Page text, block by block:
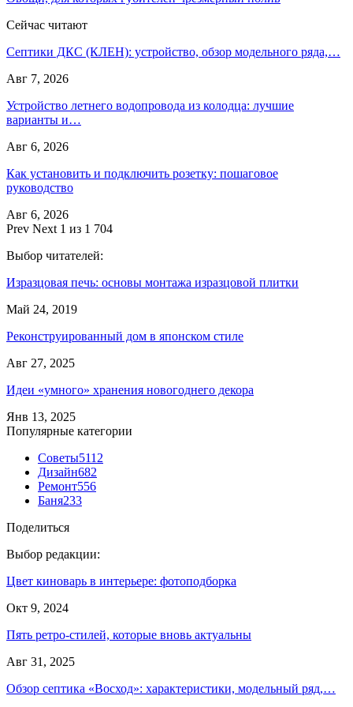
Сейчас читают
Септики ДКС (КЛЕН): устройство, обзор модельного ряда,…
Авг 7, 2026
Устройство летнего водопровода из колодца: лучшие
варианты и…
Авг 6, 2026
Как установить и подключить розетку: пошаговое
руководство
Авг 6, 2026
Prev Next 1 из 1 704
Выбор читателей:
Изразцовая печь: основы монтажа изразцовой плитки
Май 24, 2019
Реконструированный дом в японском стиле
Авг 27, 2025
Идеи «умного» хранения новогоднего декора
Янв 13, 2025
Популярные категории
Советы5112
Дизайн682
Ремонт556
Баня233
Поделиться
Выбор редакции:
Цвет киноварь в интерьере: фотоподборка
Окт 9, 2024
Пять ретро-стилей, которые вновь актуальны
Авг 31, 2025
Обзор септика «Восход»: характеристики, модельный ряд,…